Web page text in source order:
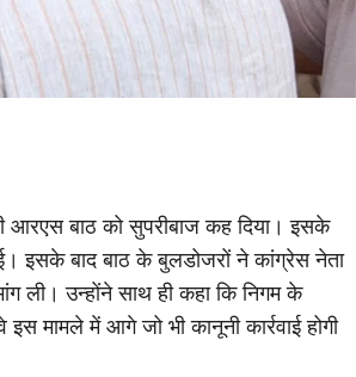
बाठ को सुपरीबाज कह दिया। इसके
इसके बाद बाठ के बुलडोजरों ने कांग्रेस नेता
ली। उन्होंने साथ ही कहा कि निगम के
मामले में आगे जो भी कानूनी कार्रवाई होगी